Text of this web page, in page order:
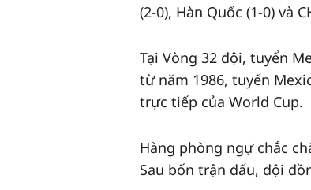
(2-0), Hàn Quốc (1-0) và
Tại Vòng 32 đội, tuyển
từ năm 1986, tuyển
trực tiếp của World Cup.
Hàng phòng ngự chắc
Sau bốn trận đấu, đội